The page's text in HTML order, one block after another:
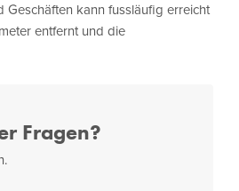
Geschäften kann fussläufig erreicht
entfernt und die
Fragen?